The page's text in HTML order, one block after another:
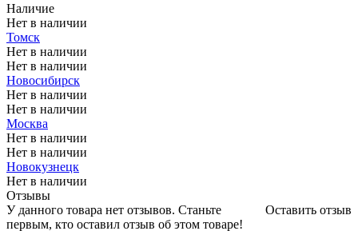
Наличие
Нет в наличии
Томск
Нет в наличии
Нет в наличии
Новосибирск
Нет в наличии
Нет в наличии
Москва
Нет в наличии
Нет в наличии
Новокузнецк
Нет в наличии
Отзывы
Оставить отзыв
У данного товара нет отзывов. Станьте
первым, кто оставил отзыв об этом товаре!